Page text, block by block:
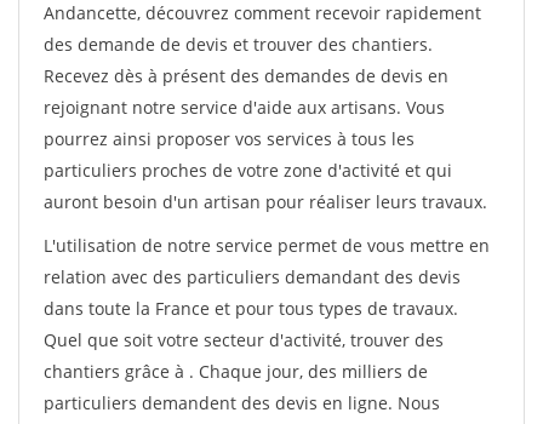
Andancette, découvrez comment recevoir rapidement
des demande de devis et trouver des chantiers.
Recevez dès à présent des demandes de devis en
rejoignant notre service d'aide aux artisans. Vous
pourrez ainsi proposer vos services à tous les
particuliers proches de votre zone d'activité et qui
auront besoin d'un artisan pour réaliser leurs travaux.
L'utilisation de notre service permet de vous mettre en
relation avec des particuliers demandant des devis
dans toute la France et pour tous types de travaux.
Quel que soit votre secteur d'activité, trouver des
chantiers grâce à . Chaque jour, des milliers de
particuliers demandent des devis en ligne. Nous